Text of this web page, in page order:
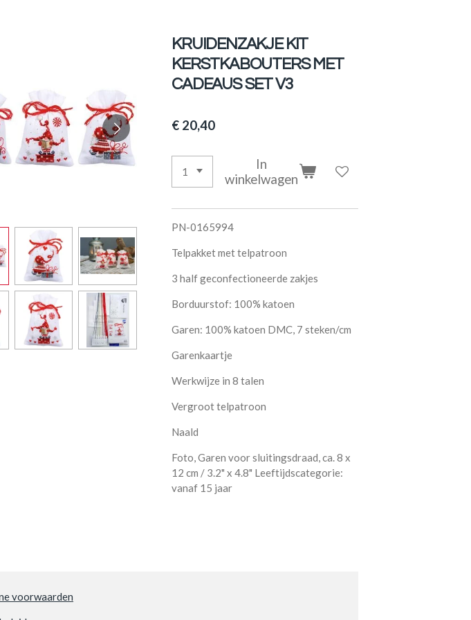
KRUIDENZAKJE KIT
KERSTKABOUTERS MET
CADEAUS SET V3
€ 20,40
In
winkelwagen
PN-0165994
Telpakket met telpatroon
3 half geconfectioneerde zakjes
Borduurstof: 100% katoen
Garen: 100% katoen DMC, 7 steken/cm
Garenkaartje
Werkwijze in 8 talen
Vergroot telpatroon
Naald
Foto, Garen voor sluitingsdraad, ca. 8 x
12 cm / 3.2" x 4.8" Leeftijdscategorie:
vanaf 15 jaar
voorwaarden